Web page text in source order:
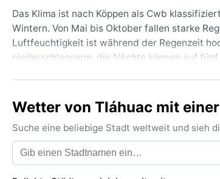
Das Klima ist nach Köppen als Cwb
Wintern. Von Mai bis Oktober fallen starke
Luftfeuchtigkeit ist während der Regenzeit
niederschlagsarm, die Nächte können auf
Die beste Reisezeit aus Wettersicht sind die
der dichte Morgennebel im Winter, der über
nicht ausgeschlossen, vor allem in klaren
sommerlichen Regenfälle sind eher von
sucht, kommt am besten im frühen Frühling.
Wetter von Tláhuac mit
Suche eine beliebige Stadt weltweit und sieh